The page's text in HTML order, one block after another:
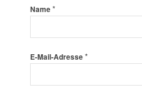
Name*
E-Mail-Adresse*